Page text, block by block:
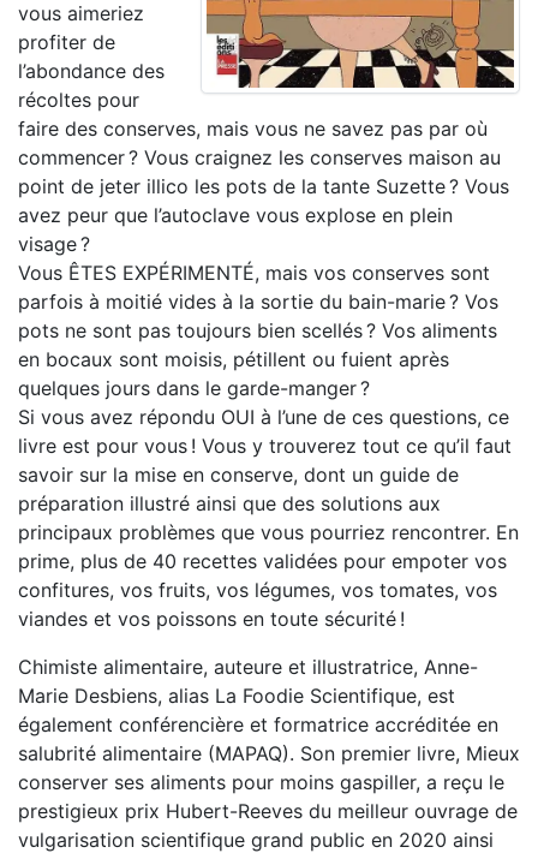
vous aimeriez
profiter de
l’abondance des
récoltes pour
faire des conserves, mais vous ne savez pas par où
commencer ? Vous craignez les conserves maison au
point de jeter illico les pots de la tante Suzette ? Vous
avez peur que l’autoclave vous explose en plein
visage ?
Vous ÊTES EXPÉRIMENTÉ, mais vos conserves sont
parfois à moitié vides à la sortie du bain-marie ? Vos
pots ne sont pas toujours bien scellés ? Vos aliments
en bocaux sont moisis, pétillent ou fuient après
quelques jours dans le garde-manger ?
Si vous avez répondu OUI à l’une de ces questions, ce
livre est pour vous ! Vous y trouverez tout ce qu’il faut
savoir sur la mise en conserve, dont un guide de
préparation illustré ainsi que des solutions aux
principaux problèmes que vous pourriez rencontrer. En
prime, plus de 40 recettes validées pour empoter vos
confitures, vos fruits, vos légumes, vos tomates, vos
viandes et vos poissons en toute sécurité !
Chimiste alimentaire, auteure et illustratrice, Anne-
Marie Desbiens, alias La Foodie Scientifique, est
également conférencière et formatrice accréditée en
salubrité alimentaire (MAPAQ). Son premier livre, Mieux
conserver ses aliments pour moins gaspiller, a reçu le
prestigieux prix Hubert-Reeves du meilleur ouvrage de
vulgarisation scientifique grand public en 2020 ainsi